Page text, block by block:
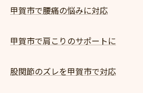
甲賀市で腰痛の悩みに対応
甲賀市で肩こりのサポートに
股関節のズレを甲賀市で対応